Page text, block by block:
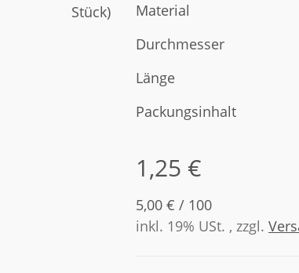
Material
Durchmesser
Länge
Packungsinhalt
1,25 €
5,00 € / 100
inkl. 19% USt. , zzgl.